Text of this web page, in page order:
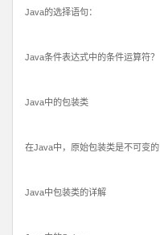
Java的选择语句：
Java条件表达式中的条件运算符？
Java中的包装类
在Java中，原始包装类是不可变的
Java中包装类的详解